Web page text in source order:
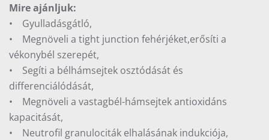
Mire ajánljuk:
• Gyulladásgátló,
• Megnöveli a tight junction fehérjéket,erősíti a
vékonybél szerepét,
• Segíti a bélhámsejtek osztódását és
differenciálódását,
• Megnöveli a vastagbél-hámsejtek antioxidáns
kapacitását,
• Neutrofil granulociták elhalásának indukciója,